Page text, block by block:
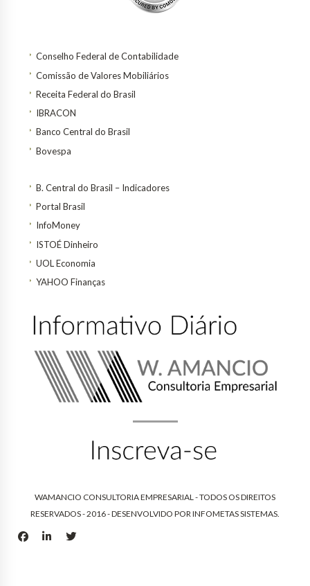
Conselho Federal de Contabilidade
Comissão de Valores Mobiliários
Receita Federal do Brasil
IBRACON
Banco Central do Brasil
Bovespa
B. Central do Brasil – Indicadores
Portal Brasil
InfoMoney
ISTOÉ Dinheiro
UOL Economia
YAHOO Finanças
WAMANCIO CONSULTORIA EMPRESARIAL - TODOS OS DIREITOS
RESERVADOS - 2016 - DESENVOLVIDO PORINFOMETAS SISTEMAS.